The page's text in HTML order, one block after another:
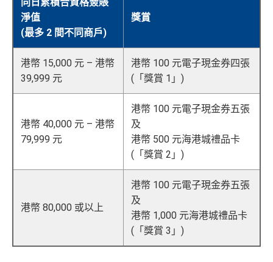
淨值
(最多 2 間不同商戶)
獎賞
港幣 15,000 元 – 港幣
39,999 元
港幣 100 元電子現金券四張
(「獎賞 1」)
港幣 40,000 元 – 港幣
79,999 元
港幣 100 元電子現金券五張
及
港幣 500 元海港城禮品卡
(「獎賞 2」)
港幣 80,000 或以上
港幣 100 元電子現金券五張
及
港幣 1,000 元海港城禮品卡
(「獎賞 3」)